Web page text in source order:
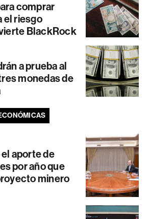
comprar
el riesgo
BlackRock
a prueba al
monedas de
aporte de
por año que
minero